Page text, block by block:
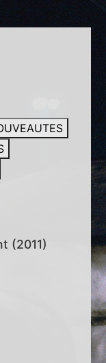
(2011)